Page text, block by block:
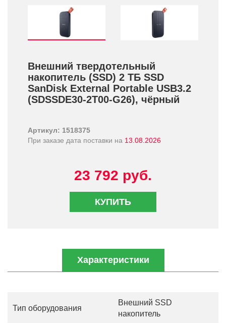
Внешний твердотельный
накопитель (SSD) 2 ТБ SSD
SanDisk External Portable USB3.2
(SDSSDE30-2T00-G26), чёрный
Артикул: 1518375
При заказе дата поставки на 13.08.2026
23 792 руб.
КУПИТЬ
Характеристики
Тип оборудования
Внешний SSD
накопитель